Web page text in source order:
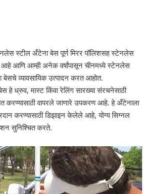
स्टील अँटेना बेस पूर्ण मिरर पॉलिशसह स्टेनलेस
आणि आम्ही अनेक वर्षांपासून चीनमध्ये स्टेनलेस
व्यावसायिक उत्पादन करत आहोत.
ध्रुव, मास्ट किंवा रेलिंग सारख्या संरचनेसाठी
करण्यासाठी वापरले जाणारे उपकरण आहे. हे अँटेनाला
करण्यासाठी डिझाइन केलेले आहे, योग्य सिग्नल
सुनिश्चित करते.